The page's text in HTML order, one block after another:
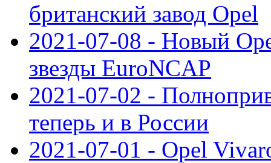
британский завод Opel
2021-07-08 - Новый
звезды EuroNCAP
2021-07-02 -
теперь и в России
2021-07-01 - Opel